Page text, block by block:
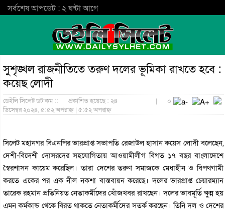
সর্বশেষ আপডেট : ২ ঘন্টা আগে
সুশৃঙ্খল রাজনীতিতে তরুণ দলের ভূমিকা রাখতে হবে :
কয়েছ লোদী
ডেইলি সিলেট ডট কম ::
প্রকাশিত হয়েছে : ২৪
ডিসেম্বর ২০২৪, ৫:৫২ অপরাহ্ন | ৫:৫২ অপরাহ্ন
| ০
সিলেট মহানগর বিএনপির ভারপ্রাপ্ত সভাপতি রেজাউল হাসান কয়েস লোদী বলেছেন,
দেশী-বিদেশী দোসরদের সহযোগিতায় আওয়ামীলীগ বিগত ১৭ বছর বাংলাদেশে
স্বৈরশাসন কায়েম করেছিল। তারা দেশের তরুণ সমাজকে মেধাহীন ও বিপথগামী
করতে একের পর এক নীল নকশা বাস্তবায়ন করেছে। দলের ভারপ্রাপ্ত চেয়ারম্যান
তারেক রহমান প্রতিনিয়ত নেতাকর্মীদের খোঁজখবর রাখছেন। দলের ভাবমূর্তি ক্ষুন্ন হয়
এমন কর্মকান্ড থেকে বিরত থাকতে নেতাকর্মীদের সতর্ক করছেন। তিনি দল ও দেশের